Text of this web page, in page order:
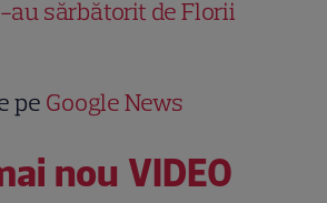
au sărbătorit de Florii
pe Google News
nou VIDEO